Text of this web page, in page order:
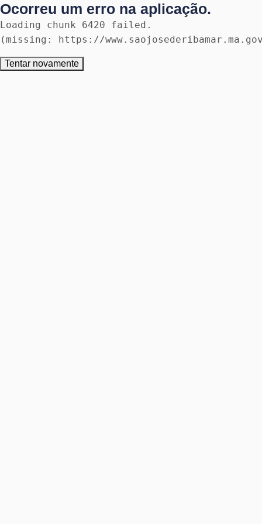
Ocorreu um erro na aplicação.
Loading chunk 6420 failed.
(missing: https://
Tentar novamente